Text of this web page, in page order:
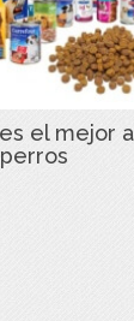
el mejor